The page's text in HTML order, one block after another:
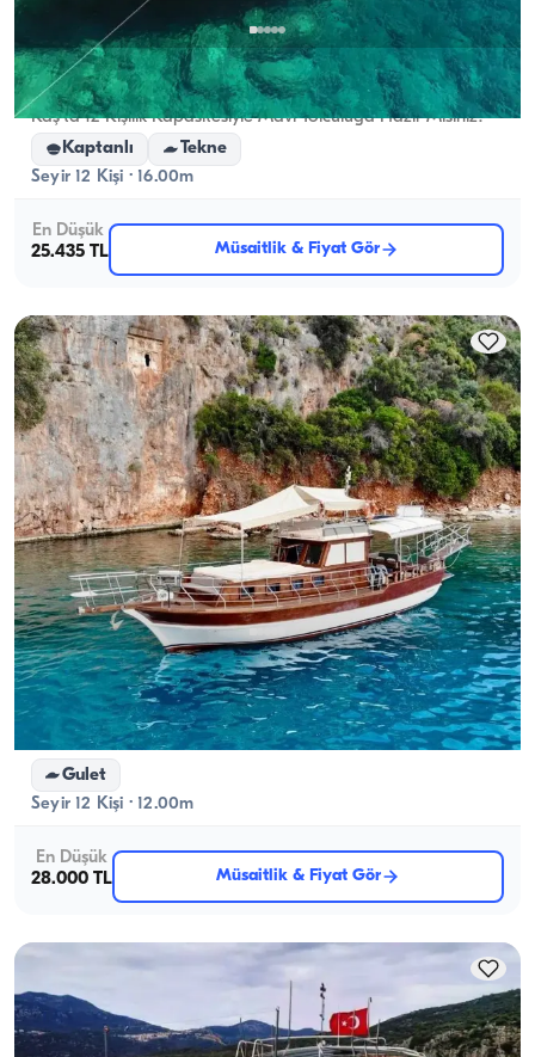
Kaş, Antalya 5.0 (1 yorum )
Kaş'ta 12 Kişilik Kapasitesiyle Mavi Yolculuğa Hazır Mısınız?
Kaptanlı
Tekne
Seyir 12 Kişi · 16.00m
En Düşük
25.435 TL
Müsaitlik & Fiyat Gör
Kaş, Antalya Yeni tekne
Kaş'ta Lüks 12 Metrelik Gulet ile 12 Kişilik Unutulmaz Deniz
Tatili ve Özel Paketler
Gulet
Seyir 12 Kişi · 12.00m
En Düşük
28.000 TL
Müsaitlik & Fiyat Gör